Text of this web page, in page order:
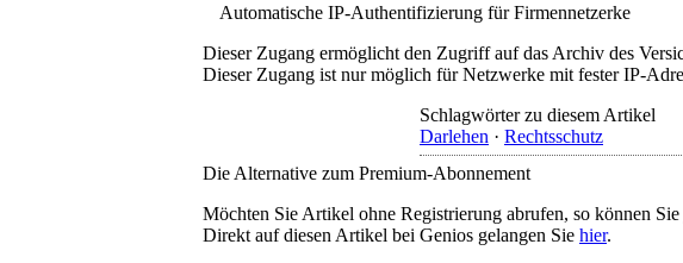
Automatische IP-Authentifizierung für Firmennetzerke
Dieser Zugang ermöglicht den Zugriff auf das Archiv des
Dieser Zugang ist nur möglich für Netzwerke mit fester IP-
Schlagwörter zu diesem Artikel
Darlehen · Rechtsschutz
Die Alternative zum Premium-Abonnement
Möchten Sie Artikel ohne Registrierung abrufen, so können
Direkt auf diesen Artikel bei Genios gelangen Sie hier.